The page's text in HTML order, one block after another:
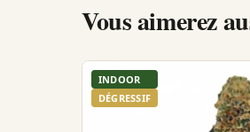
Vous aimerez
INDOOR
DÉGRESSIF